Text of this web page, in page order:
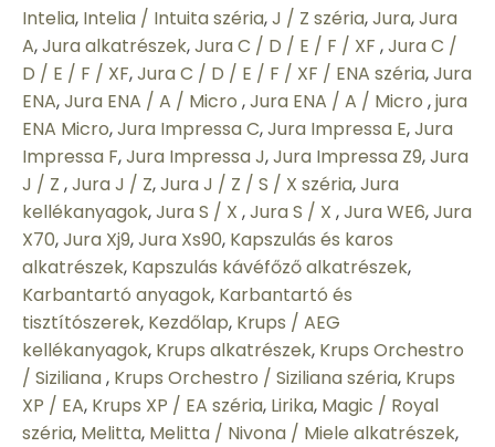
Intelia, Intelia / Intuita széria,J / Z széria,Jura,Jura
A,Jura alkatrészek,Jura C / D / E / F / XF ,Jura C /
D / E / F / XF,Jura C / D / E / F / XF / ENA széria,Jura
ENA,Jura ENA / A / Micro ,Jura ENA / A / Micro ,jura
ENA Micro,Jura Impressa C,Jura Impressa E,Jura
Impressa F,Jura Impressa J,Jura Impressa Z9,Jura
J / Z ,Jura J / Z,Jura J / Z / S / X széria,Jura
kellékanyagok,Jura S / X ,Jura S / X ,Jura WE6,Jura
X70,Jura Xj9,Jura Xs90, Kapszulás és karos
alkatrészek, Kapszulás kávéfőző alkatrészek,
Karbantartó anyagok, Karbantartó és
tisztítószerek, Kezdőlap, Krups / AEG
kellékanyagok, Krups alkatrészek, Krups Orchestro
/ Siziliana, Krups Orchestro / Siziliana széria, Krups
XP / EA, Krups XP / EA széria, Lirika, Magic / Royal
széria, Melitta, Melitta / Nivona / Miele alkatrészek,